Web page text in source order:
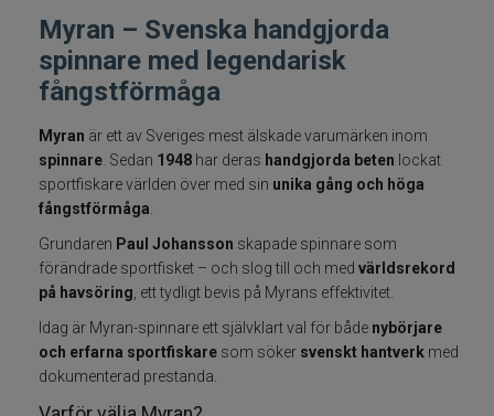
Fiskedrag
Fiskelinor
Småplock
Flugbindning
Flugfiske
Myran – Svenska handgjorda
spinnare med legendarisk
fångstförmåga
Myran är ett av Sveriges mest älskade varumärken inom
spinnare . Sedan 1948 har deras handgjorda beten lockat
sportfiskare världen över med sin unika gång och höga
fångstförmåga
Grundaren Paul Johansson skapade spinnare som
förändrade sportfisket – och slog till och med världsrekord
på havsöring , ett tydligt bevis på Myrans effektivitet.
Idag är Myran-spinnare ett självklart val för både nybörjare
och erfarna sportfiskare som söker svenskt hantverk med
dokumenterad prestanda.